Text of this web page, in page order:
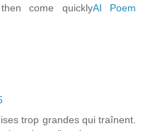
come quicklyAI Poem
trop grandes qui traînent.